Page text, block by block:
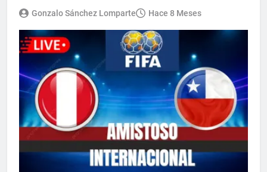
Gonzalo Sánchez Lomparte Hace 8 Meses